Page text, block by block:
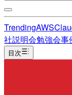
TrendingAWS
社説明会勉強会事
目次